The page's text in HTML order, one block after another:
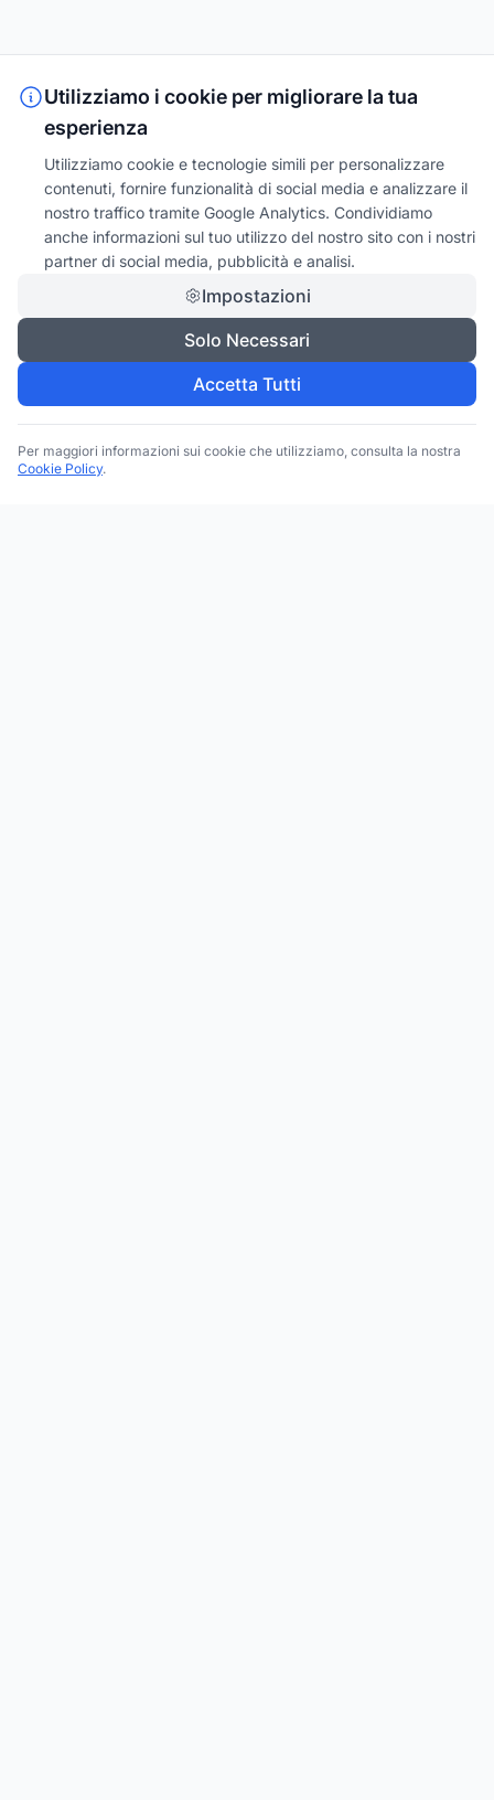
Utilizziamo i cookie per migliorare la tua
esperienza
Utilizziamo cookie e tecnologie simili per personalizzare
contenuti, fornire funzionalità di social media e analizzare il
nostro traffico tramite Google Analytics. Condividiamo
anche informazioni sul tuo utilizzo del nostro sito con i nostri
partner di social media, pubblicità e analisi.
Impostazioni
Solo Necessari
Accetta Tutti
Per maggiori informazioni sui cookie che utilizziamo, consulta la nostra
Cookie Policy.